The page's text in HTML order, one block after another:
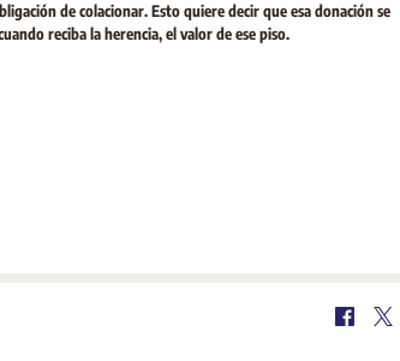
de colacionar. Esto quiere decir que esa donación se
reciba la herencia, el valor de ese piso.